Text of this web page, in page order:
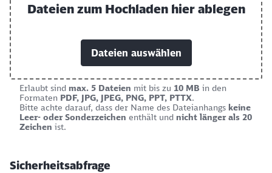
Dateien zum Hochladen hier ablegen
Dateien auswählen
Erlaubt sind max. 5 Dateien mit bis zu 10 MB in den
Formaten PDF, JPG, JPEG, PNG, PPT, PTTX.
Bitte achte darauf, dass der Name des Dateianhangs keine
Leer- oder Sonderzeichen enthält und nicht länger als 20
Zeichen ist.
Sicherheitsabfrage